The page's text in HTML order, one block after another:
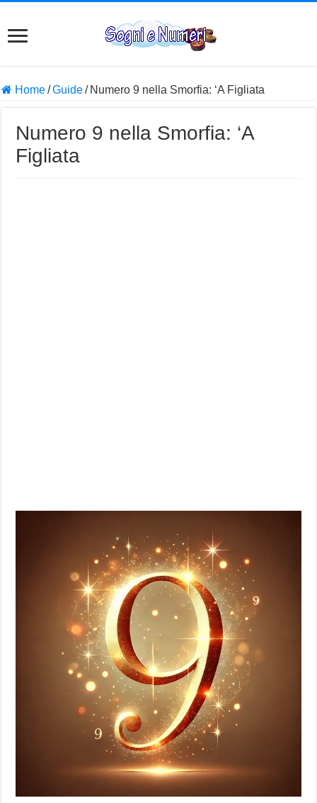
Home/Guide/ Numero 9 nella Smorfia: ‘A Figliata
Numero 9 nella Smorfia: ‘A
Figliata